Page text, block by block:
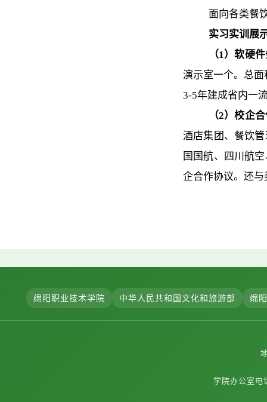
面向各类餐
实习实训展
（1）软硬
演示室一个。总
3-5年建成省内一
（2）校企
酒店集团、餐饮
国国航、四川航
企合作协议。还
绵阳职业技术学院 中华人民共和国文化和旅游部 绵
学院办公室